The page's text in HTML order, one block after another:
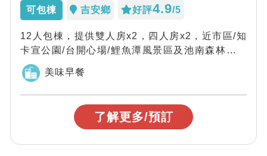
可包棟 吉安鄉 好評4.9/5
12人包棟，提供雙人房x2，四人房x2，近市區/知
卡宣公園/台開心場/鯉魚潭風景區及池南森林遊樂
區/石藝大街/佐昌步道及撒故兒步道...
美味早餐
了解更多/預訂